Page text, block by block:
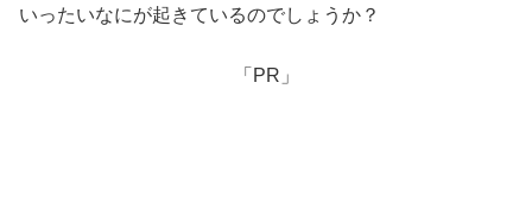
いったいなにが起きているのでしょうか？
「PR」